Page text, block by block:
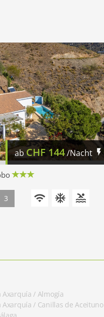
ab CHF 144/Nacht
3
Axarquía / Almogía
Axarquía / Canillas de Aceituno